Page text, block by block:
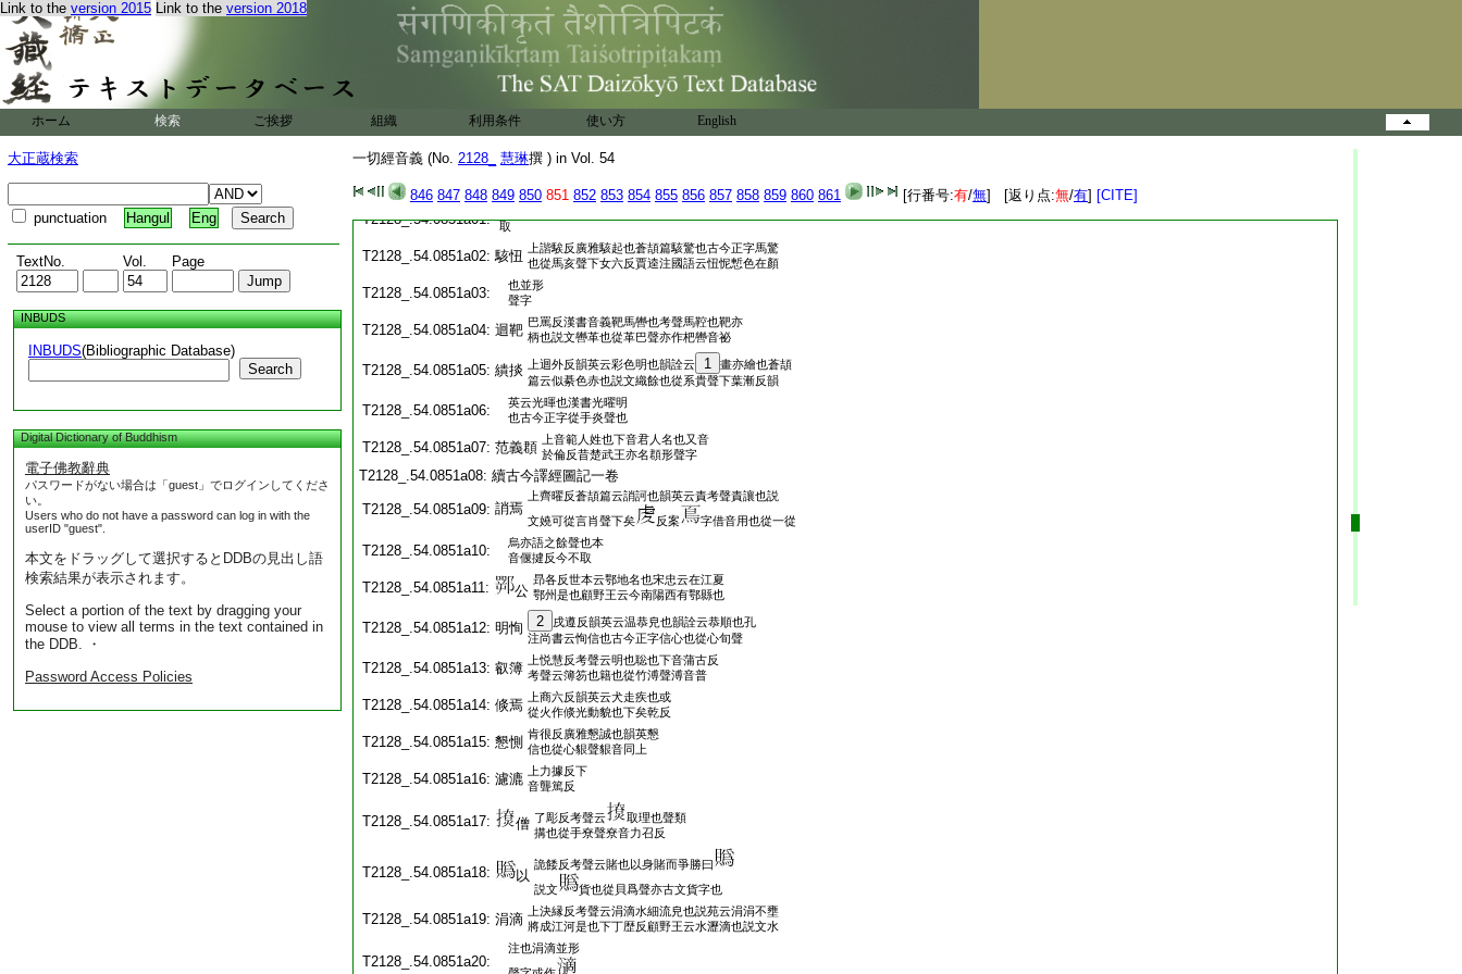
Link to the version 2015 Link to the version 2018
ホーム 検索 ご挨拶 組織 利用条件 使い方 English
大正蔵検索
punctuation Hangul Eng
TextNo. Vol. Page
INBUDS
INBUDS(Bibliographic Database)
Search
Digital Dictionary of Buddhism
電子佛教辭典
パスワードがない場合は「guest」でログインしてくださ
い。
Users who do not have a password can log in with the
userID "guest".
本文をドラッグして選択するとDDBの見出し語
検索結果が表示されます。
Select a portion of the text by dragging your
mouse to view all terms in the text contained in
the DDB. ・
Password Access Policies
一切經音義 (No. 2128_ 慧琳撰 ) in Vol. 54
846 847 848 849 850 851 852 853 854 855 856 857 858 859 860 861 [行番号:有/無] [返り点:無/有] [CITE]
T2128_.54.0850c20: 蕭璟
鬼永反俗字也雖相傳用
字書中並無此字正作
T2128_.54.0850c21: 鄢郢
上焉蹇反下盈井反荊楚地名也楚王舊都見
在郢城在江陵東北十餘里丘墟城郭由在
覯見也形聲字
上音附牟反亦音芳無反並秦音左氏傳枹而鼓之顧
野王云撃鼓椎也説文音桴撃鼓柄也從木包聲譯經
T2128_.54.0850c24:
在尤字韻中與浮同韻訓釋惣同音旨殊別任隨郷音今且
T2128_.54.0851a01:
取
T2128_.54.0851a02: 駭忸
上諧騃反廣雅駭起也蒼頡篇駭驚也古今正字馬驚
也從馬亥聲下女六反賈逵注國語云忸怩慙色在顏
T2128_.54.0851a03:
也並形
聲字
T2128_.54.0851a04: 迴靶 巴罵反漢書音義靶馬轡也考聲馬鞚也靶亦
柄也説文轡革也從革巴聲亦作杷轡音祕
T2128_.54.0851a05: 繢掞 上迴外反韻英云彩色明也韻詮云 1
畫亦繪也蒼頡
篇云似綦色赤也説文織餘也從系貴聲下葉漸反韻
T2128_.54.0851a06:
英云光暉也漢書光曜明
也古今正字從手炎聲也
T2128_.54.0851a07: 范義頵
上音範人姓也下音君人名也又音
於倫反昔楚武王亦名頵形聲字
T2128_.54.0851a08: 續古今譯經圖記一卷
T2128_.54.0851a09: 誚焉
上齊曜反蒼頡篇云誚訶也韻英云責考聲責讓也説
文嬈可從言肖聲下矣
反案 字借音用也從一從
T2128_.54.0851a10:
烏亦語之餘聲也本
音偃揵反今不取
T2128_.54.0851a11: 公
昻各反世本云鄂地名也宋忠云在江夏
鄂州是也顧野王云今南陽西有鄂縣也
T2128_.54.0851a12: 明恂 2
戌遵反韻英云温恭皃也韻詮云恭順也孔
注尚書云恂信也古今正字信心也從心旬聲
T2128_.54.0851a13: 叡簿
上悦慧反考聲云明也聡也下音蒲古反
考聲云簿笏也籍也從竹溥聲溥音普
T2128_.54.0851a14: 倐焉
上商六反韻英云犬走疾也或
從火作倐光動貌也下矣乾反
T2128_.54.0851a15: 懇惻 肯很反廣雅懇誠也韻英懇
信也從心貇聲貇音同上
T2128_.54.0851a16: 濾漉
上力據反下
音聾篤反
T2128_.54.0851a17: 僧 了彫反考聲云
取理也聲類
搆也從手尞聲尞音力召反
T2128_.54.0851a18: 以
詭餧反考聲云賭也以身賭而爭勝曰
説文
貨也從貝爲聲亦古文貨字也
T2128_.54.0851a19: 涓滴
上決縁反考聲云涓滴水細流皃也説苑云涓涓不壅
將成江河是也下丁歴反顧野王云水瀝滴也説文水
T2128_.54.0851a20:
注也涓滴並形